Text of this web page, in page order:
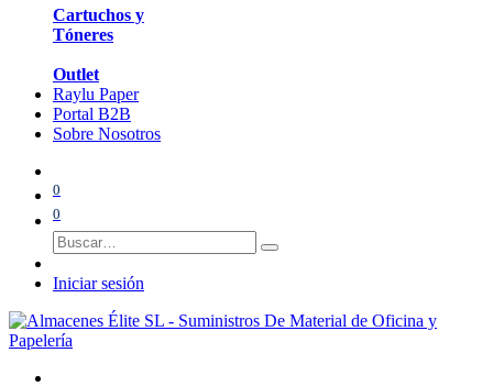
Cartuchos y
Tóneres
Outlet
Raylu Paper
Portal B2B
Sobre Nosotros
0
0
Iniciar sesión